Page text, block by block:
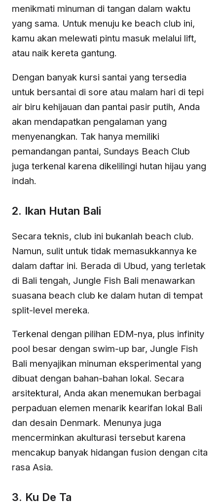
menikmati minuman di tangan dalam waktu
yang sama. Untuk menuju ke beach club ini,
kamu akan melewati pintu masuk melalui lift,
atau naik kereta gantung.
Dengan banyak kursi santai yang tersedia
untuk bersantai di sore atau malam hari di tepi
air biru kehijauan dan pantai pasir putih, Anda
akan mendapatkan pengalaman yang
menyenangkan. Tak hanya memiliki
pemandangan pantai, Sundays Beach Club
juga terkenal karena dikelilingi hutan hijau yang
indah.
2. Ikan Hutan Bali
Secara teknis, club ini bukanlah beach club.
Namun, sulit untuk tidak memasukkannya ke
dalam daftar ini. Berada di Ubud, yang terletak
di Bali tengah, Jungle Fish Bali menawarkan
suasana beach club ke dalam hutan di tempat
split-level mereka.
Terkenal dengan pilihan EDM-nya, plus infinity
pool besar dengan swim-up bar, Jungle Fish
Bali menyajikan minuman eksperimental yang
dibuat dengan bahan-bahan lokal. Secara
arsitektural, Anda akan menemukan berbagai
perpaduan elemen menarik kearifan lokal Bali
dan desain Denmark. Menunya juga
mencerminkan akulturasi tersebut karena
mencakup banyak hidangan fusion dengan cita
rasa Asia.
3. Ku De Ta